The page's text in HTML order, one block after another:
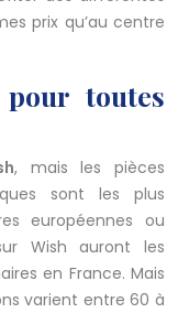
prix qu’au centre
pour toutes
, mais les pièces
sont les plus
européennes ou
Wish auront les
en France. Mais
varient entre 60 à